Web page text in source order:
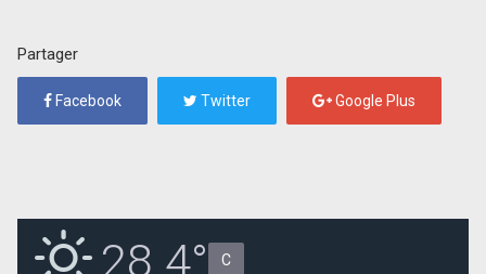
Partager
Facebook Twitter Google Plus
28.4° C